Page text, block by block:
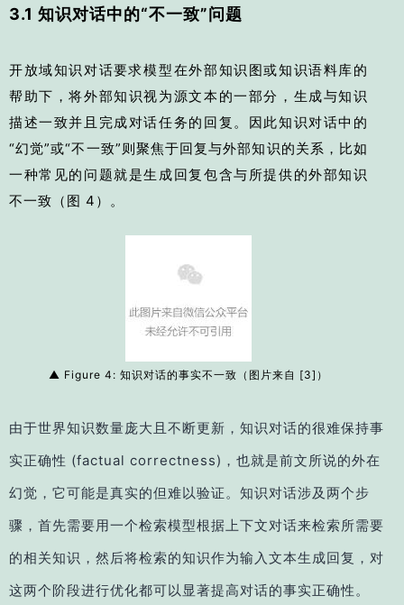
3.1 知识对话中的“不一致”问题
开放域知识对话要求模型在外部知识图或知识语料库的
帮助下，将外部知识视为源文本的一部分，生成与知识
描述一致并且完成对话任务的回复。因此知识对话中的
“幻觉”或“不一致”则聚焦于回复与外部知识的关系，比如
一种常见的问题就是生成回复包含与所提供的外部知识
不一致（图 4）。
▲ Figure 4: 知识对话的事实不一致（图片来自 [3]）
由于世界知识数量庞大且不断更新，知识对话的很难保持事
实正确性 (factual correctness)，也就是前文所说的外在
幻觉，它可能是真实的但难以验证。知识对话涉及两个步
骤，首先需要用一个检索模型根据上下文对话来检索所需要
的相关知识，然后将检索的知识作为输入文本生成回复，对
这两个阶段进行优化都可以显著提高对话的事实正确性。